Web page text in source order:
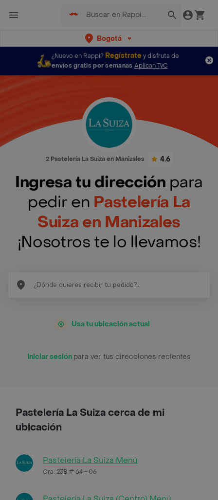
Bogotá
¿Nuevo en Rappi? Regístratey disfruta de
envíos gratis por semanas Aplican TyC
2 Pastelería La Suiza en Manizales 4.6
Ingresa tu dirección para
pedir en Pastelería La
Suiza en Manizales
¡Nosotros te lo llevamos!
Usa tu ubicación actual
Iniciar sesión para ver tus direcciones recientes
Pastelería La Suiza cerca de mi
ubicación
Pastelería La Suiza Menú
Cra. 23B # 64 - 06